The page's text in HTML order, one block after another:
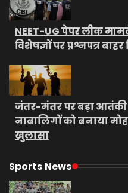
NEET-UG पेपर लीक
विशेषज्ञों पर प्रश्नपत्र
जंतर-मंतर पर बड़ा आतंकी
नाबालिगों को बनाया
खुलासा
Sports News